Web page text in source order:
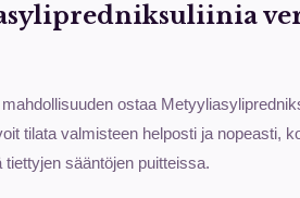
ostaa
tilata valmisteen helposti ja nopeasti,
sääntöjen puitteissa.